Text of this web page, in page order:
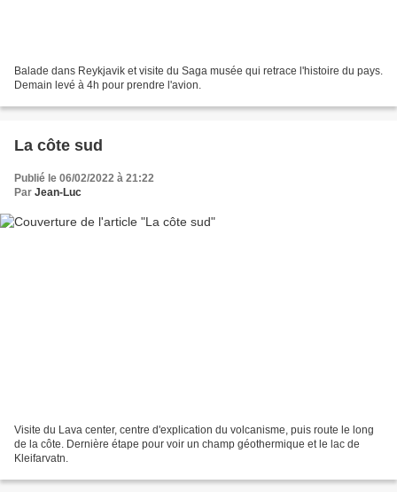
Balade dans Reykjavik et visite du Saga musée qui retrace l'histoire du pays.
Demain levé à 4h pour prendre l'avion.
La côte sud
Publié le 06/02/2022 à 21:22
Par Jean-Luc
Visite du Lava center, centre d'explication du volcanisme, puis route le long
de la côte. Dernière étape pour voir un champ géothermique et le lac de
Kleifarvatn.